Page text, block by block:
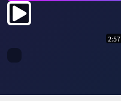
2:57